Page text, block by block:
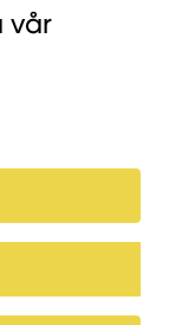
vår